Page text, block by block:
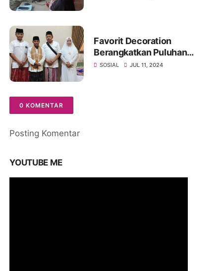
Favorit Decoration
Berangkatkan Puluhan
Crewnya Ibadah Ketanah
SOSIAL JUL 11, 2024
0 KOMENTAR
Posting Komentar
YOUTUBE ME